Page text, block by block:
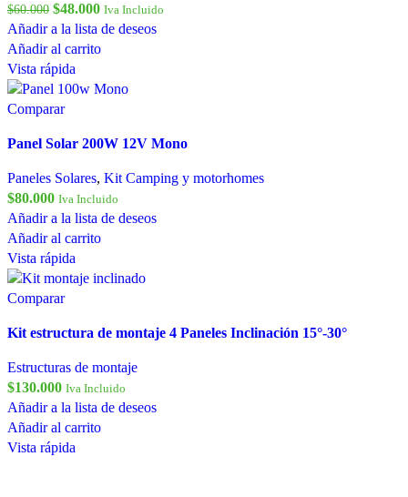
$60.000 $48.000 Iva Incluido
Añadir a la lista de deseos
Añadir al carrito
Vista rápida
Comparar
Panel Solar 200W 12V Mono
Paneles Solares, Kit Camping y motorhomes
$80.000 Iva Incluido
Añadir a la lista de deseos
Añadir al carrito
Vista rápida
Comparar
Kit estructura de montaje 4 Paneles Inclinación 15°-30°
Estructuras de montaje
$130.000 Iva Incluido
Añadir a la lista de deseos
Añadir al carrito
Vista rápida